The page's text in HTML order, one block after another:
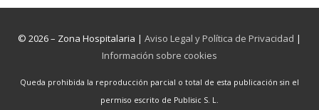
© 2026 – Zona Hospitalaria | Aviso Legal y Política de Privacidad |
Información sobre cookies
Queda prohibida la reproducción parcial o total de esta publicación sin el
permiso escrito de Publisic S. L.